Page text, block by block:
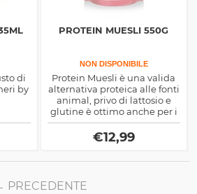
di
by
PROTEIN MUESLI 550G
NON DISPONIBILE
Protein Muesli è una valida
alternativa proteica alle fonti
animal, privo di lattosio e
glutine è ottimo anche per i
vegani, provalo per
colazione con acqua o latte
scremato
€12,99
PRECEDENTE